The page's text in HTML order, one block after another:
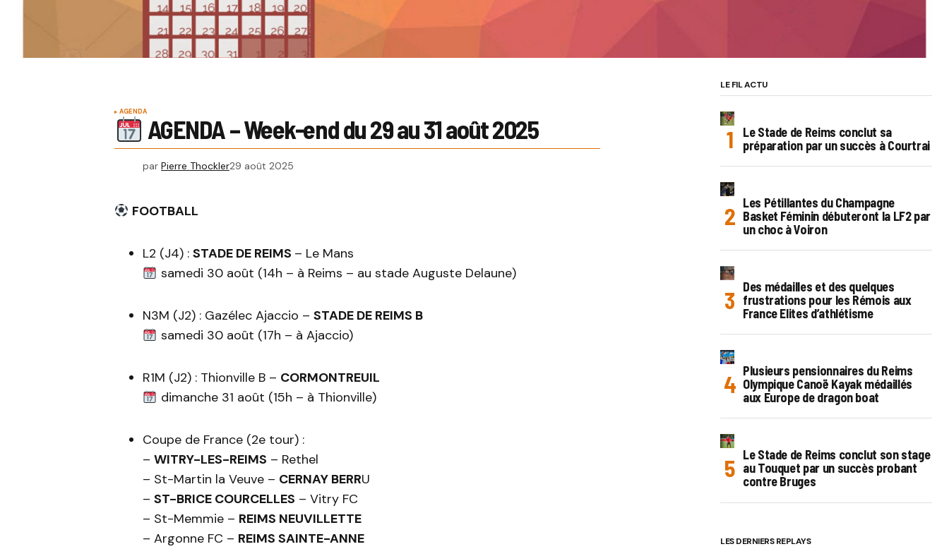
AGENDA
AGENDA – Week-end du 29 au 31 août 2025
par Pierre Thockler29 août 2025
FOOTBALL
L2 (J4) : STADE DE REIMS – Le Mans
samedi 30 août (14h – à Reims – au stade Auguste Delaune)
N3M (J2) : Gazélec Ajaccio – STADE DE REIMS B
samedi 30 août (17h – à Ajaccio)
R1M (J2) : Thionville B – CORMONTREUIL
dimanche 31 août (15h – à Thionville)
Coupe de France (2e tour) :
– WITRY-LES-REIMS – Rethel
– St-Martin la Veuve – CERNAY BERRU
– ST-BRICE COURCELLES – Vitry FC
– St-Memmie – REIMS NEUVILLETTE
– Argonne FC – REIMS SAINTE-ANNE
LE FIL ACTU
Le Stade de Reims conclut sa
préparation par un succès à Courtrai
Les Pétillantes du Champagne
Basket Féminin débuteront la LF2 par
un choc à Voiron
Des médailles et des quelques
frustrations pour les Rémois aux
France Elites d’athlétisme
Plusieurs pensionnaires du Reims
Olympique Canoë Kayak médaillés
aux Europe de dragon boat
Le Stade de Reims conclut son stage
au Touquet par un succès probant
contre Bruges
LES DERNIERS REPLAYS